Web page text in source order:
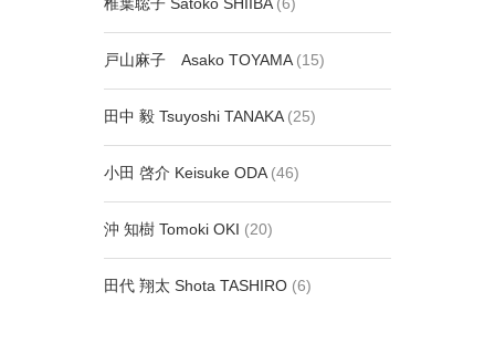
椎葉聡子 Satoko SHIIBA (6)
戸山麻子 Asako TOYAMA (15)
田中 毅 Tsuyoshi TANAKA (25)
小田 啓介 Keisuke ODA (46)
沖 知樹 Tomoki OKI (20)
田代 翔太 Shota TASHIRO (6)